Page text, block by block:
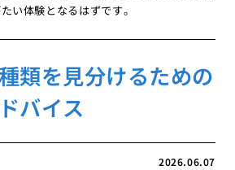
い体験となるはずです。
類を見分けるための
バイス
2026.06.07